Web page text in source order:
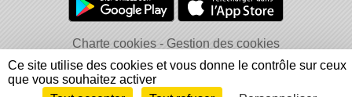
Charte cookies
Gestion des cookies
Informations légales
Signaler un contenu inapproprié
Ce site utilise des cookies et vous donne le contrôle sur ceux
que vous souhaitez activer